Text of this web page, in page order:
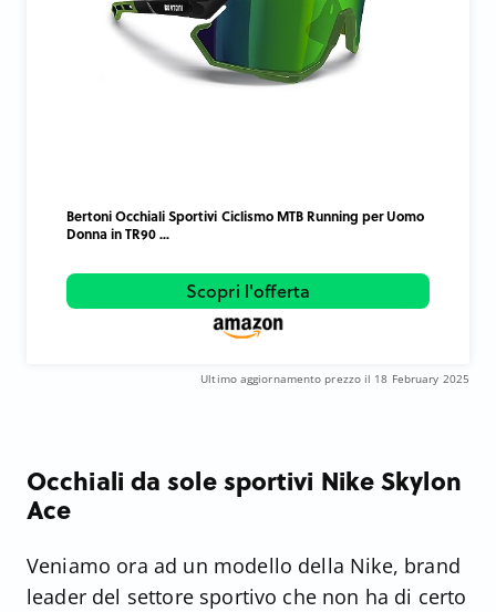
Bertoni Occhiali Sportivi Ciclismo MTB Running per Uomo
Donna in TR90 ...
Scopri l'offerta
Ultimo aggiornamento prezzo il 18 February 2025
Occhiali da sole sportivi Nike Skylon
Ace
Veniamo ora ad un modello della Nike, brand
leader del settore sportivo che non ha di certo